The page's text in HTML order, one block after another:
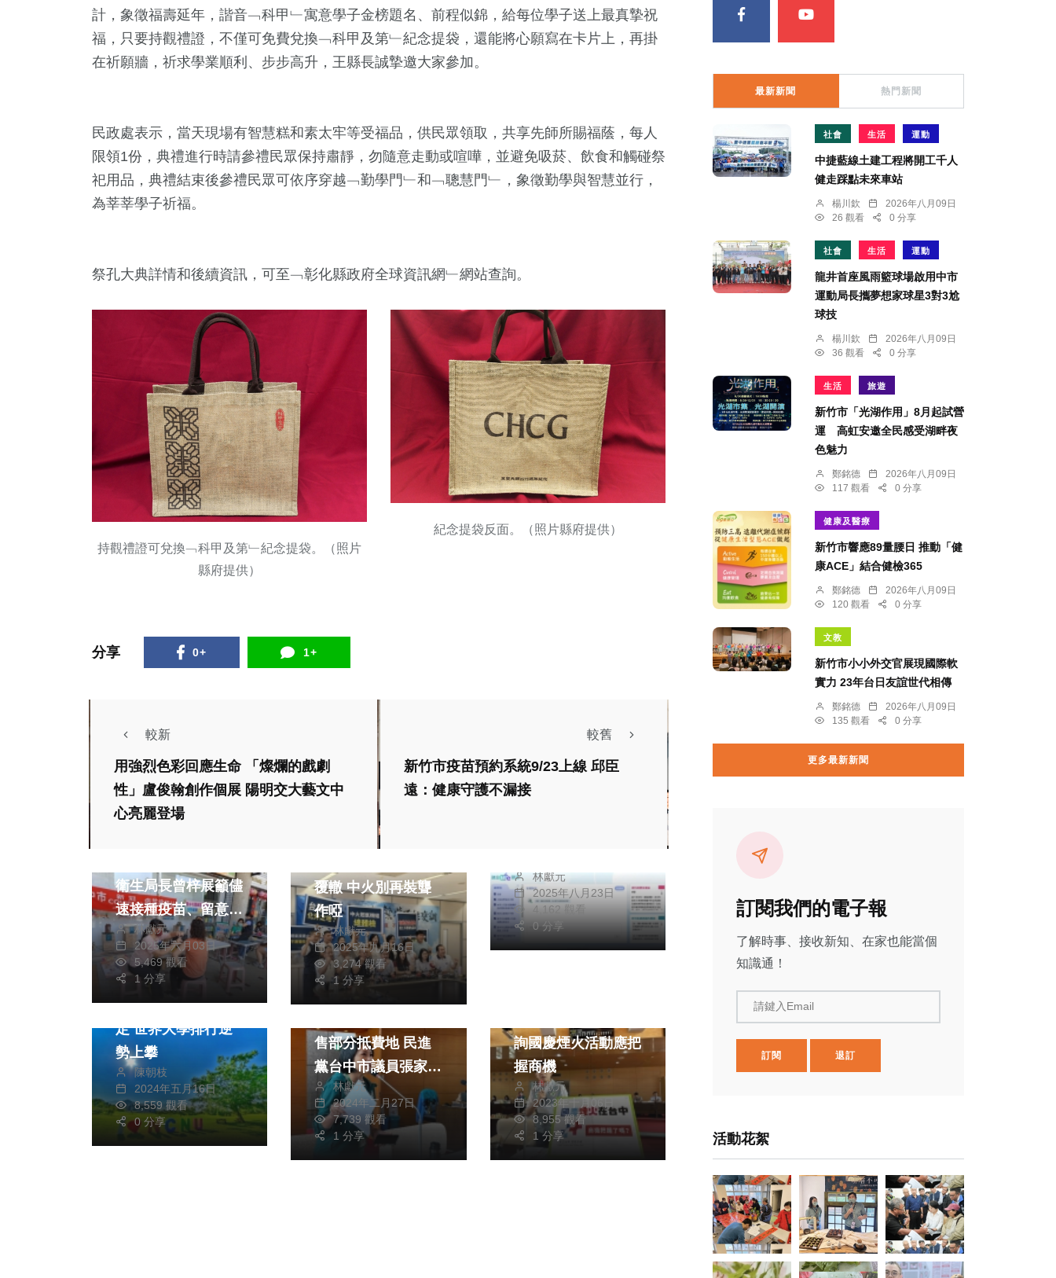
計，象徵福壽延年，諧音﹁科甲﹂寓意學子金榜題名、前程似錦，給每位學子送上最真摯祝
福，只要持觀禮證，不僅可免費兌換﹁科甲及第﹂紀念提袋，還能將心願寫在卡片上，再掛
在祈願牆，祈求學業順利、步步高升，王縣長誠摯邀大家參加。
民政處表示，當天現場有智慧糕和素太牢等受福品，供民眾領取，共享先師所賜福蔭，每人
限領1份，典禮進行時請參禮民眾保持肅靜，勿隨意走動或喧嘩，並避免吸菸、飲食和觸碰祭
祀用品，典禮結束後參禮民眾可依序穿越﹁勤學門﹂和﹁聰慧門﹂，象徵勤學與智慧並行，
為莘莘學子祈福。
祭孔大典詳情和後續資訊，可至﹁彰化縣政府全球資訊網﹂網站查詢。
持觀禮證可兌換﹁科甲及第﹂紀念提袋。（照片
縣府提供）
紀念提袋反面。（照片縣府提供）
分享 0+ 1+
較新
用強烈色彩回應生命 「燦爛的戲劇
性」盧俊翰創作個展 陽明交大藝文中
心亮麗登場
較舊
新竹市疫苗預約系統9/23上線 邱臣
遠：健康守護不漏接
衛生局長曾梓展籲儘
速接種疫苗、留意高
風險族群健康
林獻元
2025年六月03日
5,469 觀看
1 分享
財經及消費
覆轍 中火別再裝聾
作啞
林獻元
2025年九月16日
3,274 觀看
1 分享
財經及消費
林獻元
2025年八月23日
4,162 觀看
0 分享
文教 綜合
暨大卓越與成長獲肯
定 世界大學排行逆
勢上攀
陳朝枝
2024年五月16日
8,559 觀看
0 分享
售部分抵費地 民進
黨台中市議員張家銨
質疑有多筆土地底價
高於市場行情 盧秀
燕市長根本是帶頭炒
地皮 中市地政局：
林獻元
2024年二月27日
7,739 觀看
1 分享
詢國慶煙火活動應把
握商機
林獻元
2023年十月06日
8,955 觀看
1 分享
最新新聞 熱門新聞
社會 生活 運動
中捷藍線土建工程將開工千人
健走踩點未來車站
楊川欽
2026年八月09日
26 觀看
0 分享
社會 生活 運動
龍井首座風雨籃球場啟用中市
運動局長攜夢想家球星3對3尬
球技
楊川欽
2026年八月09日
36 觀看
0 分享
生活 旅遊
新竹市「光湖作用」8月起試營
運 高虹安邀全民感受湖畔夜
色魅力
鄭銘德
2026年八月09日
117 觀看
0 分享
健康及醫療
新竹市響應89量腰日 推動「健
康ACE」結合健檢365
鄭銘德
2026年八月09日
120 觀看
0 分享
文教
新竹市小小外交官展現國際軟
實力 23年台日友誼世代相傳
鄭銘德
2026年八月09日
135 觀看
0 分享
更多最新新聞
訂閱我們的電子報
了解時事、接收新知、在家也能當個
知識通！
請鍵入Email
訂閱 退訂
活動花絮